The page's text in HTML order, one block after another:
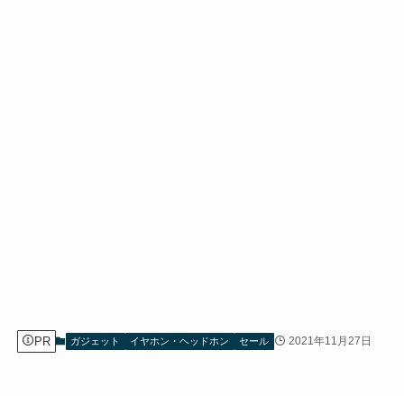
PR ガジェット イヤホン・ヘッドホン セール 2021年11月27日